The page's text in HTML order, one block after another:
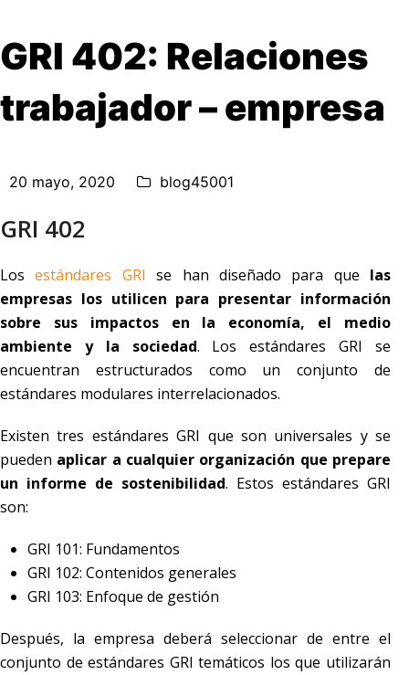
Buscar Enviar
GRI 402: Relaciones
trabajador – empresa
20 mayo, 2020 blog45001
GRI 402
Losestándares GRI se han diseñado para que las
empresas los utilicen para presentar información
sobre sus impactos en la economía, el medio
ambiente y la sociedad. Los estándares GRI se
encuentran estructurados como un conjunto de
estándares modulares interrelacionados.
Existen tres estándares GRI que son universales y se
pueden aplicar a cualquier organización que prepare
un informe de sostenibilidad. Estos estándares GRI
son:
GRI 101: Fundamentos
GRI 102: Contenidos generales
GRI 103: Enfoque de gestión
Después, la empresa deberá seleccionar de entre el
conjunto de estándares GRI temáticos los que utilizarán